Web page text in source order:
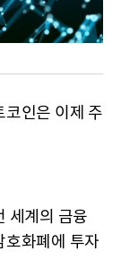
코인은 이제 주
세계의 금융
호화폐에 투자